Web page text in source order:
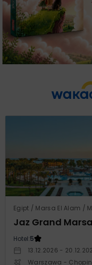
Hotel:5
13.12.2026 -
Warszawa - Chopin